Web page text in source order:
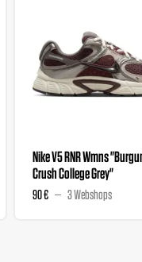
Nike V5 RNR Wmns
Crush College Grey"
90 € 3 Webshops